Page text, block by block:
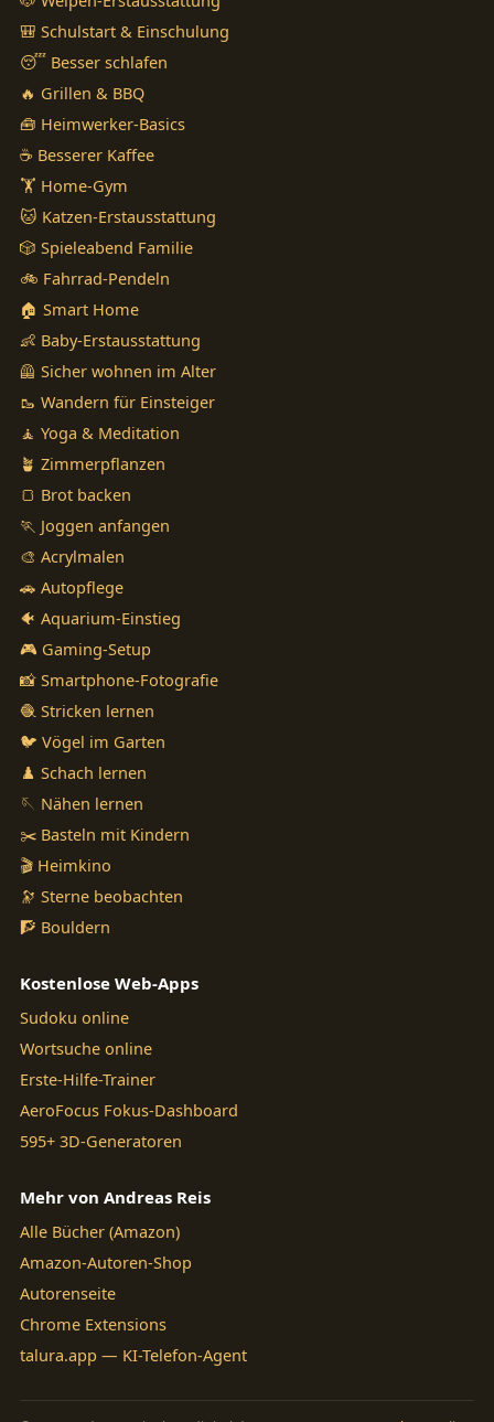
🎒 Schulstart & Einschulung
😴 Besser schlafen
🔥 Grillen & BBQ
🧰 Heimwerker-Basics
☕ Besserer Kaffee
🏋️ Home-Gym
🐱 Katzen-Erstausstattung
🎲 Spieleabend Familie
🚲 Fahrrad-Pendeln
🏠 Smart Home
👶 Baby-Erstausstattung
🦺 Sicher wohnen im Alter
🥾 Wandern für Einsteiger
🧘 Yoga & Meditation
🪴 Zimmerpflanzen
🍞 Brot backen
🏃 Joggen anfangen
🎨 Acrylmalen
🚗 Autopflege
🐠 Aquarium-Einstieg
🎮 Gaming-Setup
📸 Smartphone-Fotografie
🧶 Stricken lernen
🐦 Vögel im Garten
♟️ Schach lernen
🪡 Nähen lernen
✂️ Basteln mit Kindern
🎬 Heimkino
🔭 Sterne beobachten
🧗 Bouldern
Kostenlose Web-Apps
Sudoku online
Wortsuche online
Erste-Hilfe-Trainer
AeroFocus Fokus-Dashboard
595+ 3D-Generatoren
Mehr von Andreas Reis
Alle Bücher (Amazon)
Amazon-Autoren-Shop
Autorenseite
Chrome Extensions
talura.app — KI-Telefon-Agent